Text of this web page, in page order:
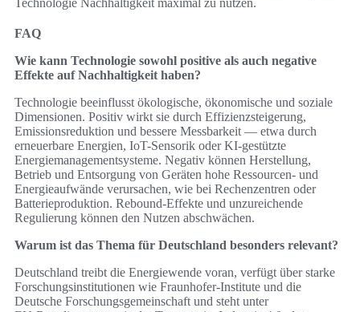
Technologie Nachhaltigkeit maximal zu nutzen.
FAQ
Wie kann Technologie sowohl positive als auch negative
Effekte auf Nachhaltigkeit haben?
Technologie beeinflusst ökologische, ökonomische und soziale
Dimensionen. Positiv wirkt sie durch Effizienzsteigerung,
Emissionsreduktion und bessere Messbarkeit — etwa durch
erneuerbare Energien, IoT-Sensorik oder KI‑gestützte
Energiemanagementsysteme. Negativ können Herstellung,
Betrieb und Entsorgung von Geräten hohe Ressourcen- und
Energieaufwände verursachen, wie bei Rechenzentren oder
Batterieproduktion. Rebound‑Effekte und unzureichende
Regulierung können den Nutzen abschwächen.
Warum ist das Thema für Deutschland besonders relevant?
Deutschland treibt die Energiewende voran, verfügt über starke
Forschungsinstitutionen wie Fraunhofer‑Institute und die
Deutsche Forschungsgemeinschaft und steht unter